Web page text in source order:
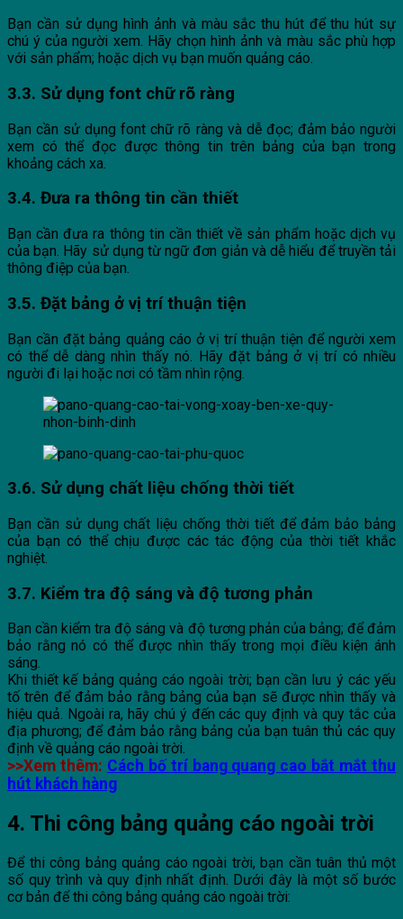
Bạn cần sử dụng hình ảnh và màu sắc thu hút để thu hút sự
chú ý của người xem. Hãy chọn hình ảnh và màu sắc phù hợp
với sản phẩm; hoặc dịch vụ bạn muốn quảng cáo.
3.3. Sử dụng font chữ rõ ràng
Bạn cần sử dụng font chữ rõ ràng và dễ đọc; đảm bảo người
xem có thể đọc được thông tin trên bảng của bạn trong
khoảng cách xa.
3.4. Đưa ra thông tin cần thiết
Bạn cần đưa ra thông tin cần thiết về sản phẩm hoặc dịch vụ
của bạn. Hãy sử dụng từ ngữ đơn giản và dễ hiểu để truyền tải
thông điệp của bạn.
3.5. Đặt bảng ở vị trí thuận tiện
Bạn cần đặt bảng quảng cáo ở vị trí thuận tiện để người xem
có thể dễ dàng nhìn thấy nó. Hãy đặt bảng ở vị trí có nhiều
người đi lại hoặc nơi có tầm nhìn rộng.
3.6. Sử dụng chất liệu chống thời tiết
Bạn cần sử dụng chất liệu chống thời tiết để đảm bảo bảng
của bạn có thể chịu được các tác động của thời tiết khắc
nghiệt.
3.7. Kiểm tra độ sáng và độ tương phản
Bạn cần kiểm tra độ sáng và độ tương phản của bảng; để đảm
bảo rằng nó có thể được nhìn thấy trong mọi điều kiện ánh
sáng.
Khi thiết kế bảng quảng cáo ngoài trời; bạn cần lưu ý các yếu
tố trên để đảm bảo rằng bảng của bạn sẽ được nhìn thấy và
hiệu quả. Ngoài ra, hãy chú ý đến các quy định và quy tắc của
địa phương; để đảm bảo rằng bảng của bạn tuân thủ các quy
định về quảng cáo ngoài trời.
>>Xem thêm: Cách bố trí bang quang cao bắt mắt thu
hút khách hàng
4. Thi công bảng quảng cáo ngoài trời
Để thi công bảng quảng cáo ngoài trời, bạn cần tuân thủ một
số quy trình và quy định nhất định. Dưới đây là một số bước
cơ bản để thi công bảng quảng cáo ngoài trời: